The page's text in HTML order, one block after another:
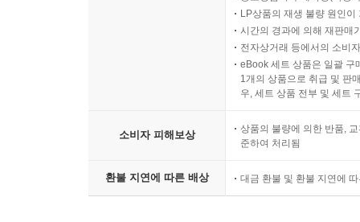
LP상품의 재생 불량 원인
시간의 경과에 의해 재판매
전자상거래 등에서의 소비
eBook 세트 상품은 일괄 구
1개의 상품으로 취급 및 판
우, 세트 상품 전부 및 세트
소비자 피해보상
상품의 불량에 의한 반품,
준하여 처리됨
환불 지연에 따른 배상 대금 환불 및 환불 지연에